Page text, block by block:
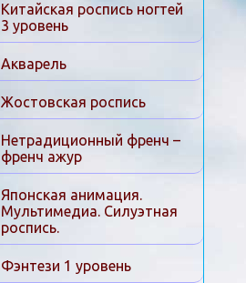
Китайская роспись ногтей
3 уровень
Акварель
Жостовская роспись
Нетрадиционный френч –
френч ажур
Японская анимация.
Мультимедиа. Силуэтная
роспись.
Фэнтези 1 уровень